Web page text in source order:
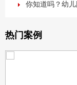
你知道吗？幼儿
热门案例